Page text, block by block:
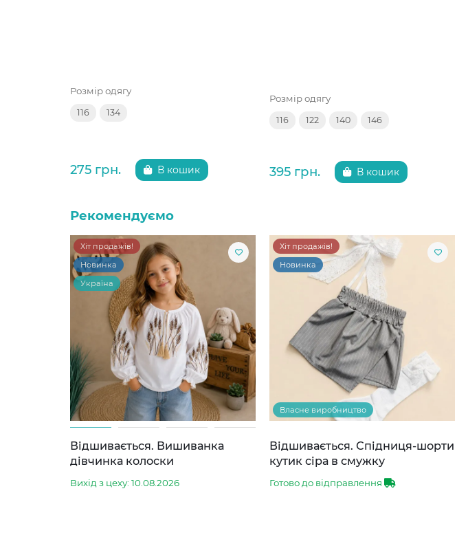
Розмір одягу
116 134
275 грн. В кошик
Розмір одягу
116 122 140 146
395 грн. В кошик
Рекомендуємо
Хіт продажів!
Новинка
Україна
Відшивається. Вишиванка
дівчинка колоски
Вихід з цеху: 10.08.2026
Хіт продажів!
Новинка
Власне виробництво
Відшивається. Спідниця-шорти
кутик сіра в смужку
Готово до відправлення